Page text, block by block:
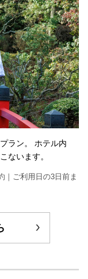
ラン。 ホテル内
ないます。
ご利用日の3日前ま